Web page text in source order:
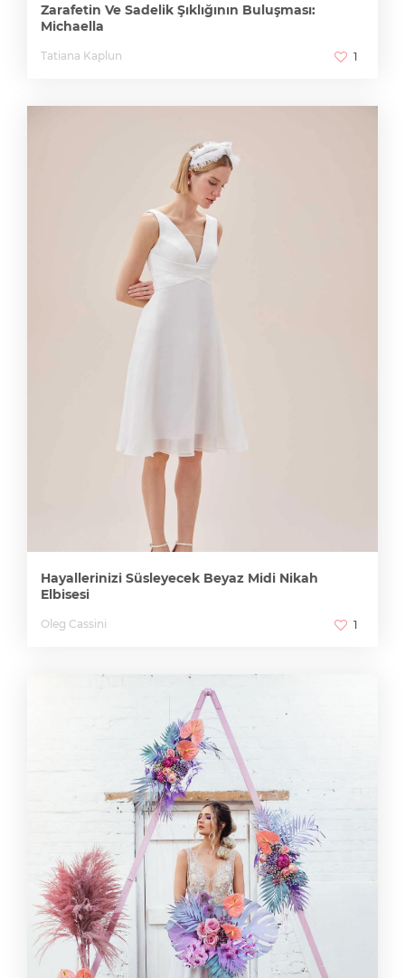
Zarafetin Ve Sadelik Şıklığının Buluşması:
Michaella
Tatiana Kaplun 1
Hayallerinizi Süsleyecek Beyaz Midi Nikah
Elbisesi
Oleg Cassini 1